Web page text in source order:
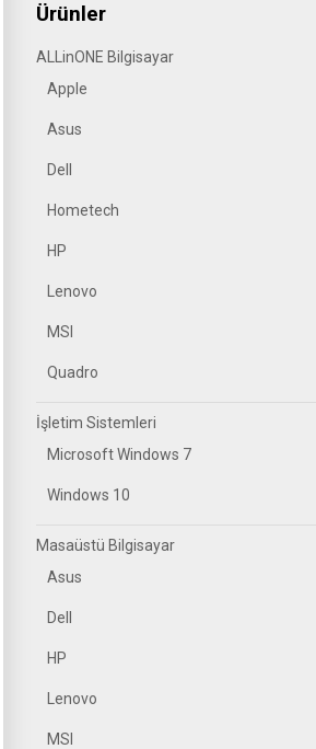
Ürünler
ALLinONE Bilgisayar
Apple
Asus
Dell
Hometech
HP
Lenovo
MSI
Quadro
İşletim Sistemleri
Microsoft Windows 7
Windows 10
Masaüstü Bilgisayar
Asus
Dell
HP
Lenovo
MSI